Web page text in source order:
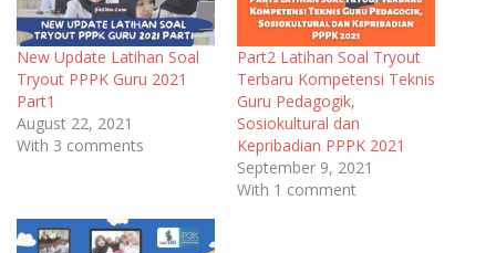
New Update Latihan Soal
Tryout PPPK Guru 2021
Part1
August 22, 2021
With 3 comments
Part2 Latihan Soal Tryout
Terbaru Kompetensi Teknis
Guru Pedagogik,
Sosiokultural dan
Kepribadian PPPK 2021
September 9, 2021
With 1 comment